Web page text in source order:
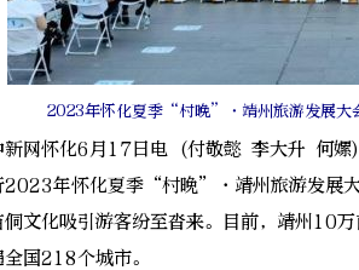
2023年怀化夏季“村晚”·靖州旅游发展
怀化6月17日电 (付敬懿 李大升 何嫘
2023年怀化夏季“村晚”·靖州旅游发展
侗文化吸引游客纷至沓来。目前，靖州10
国218个城市。